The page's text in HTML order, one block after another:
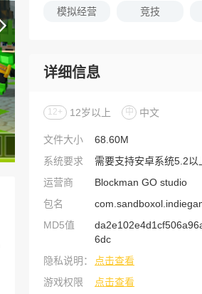
模拟经营 竞技
详细信息
12+ 12岁以上 中 中文
文件大小
68.60M
系统要求
需要支持安卓系统5.2以
运营商
Blockman GO studio
包名
MD5值
6dc
隐私说明：
点击查看
游戏权限
点击查看